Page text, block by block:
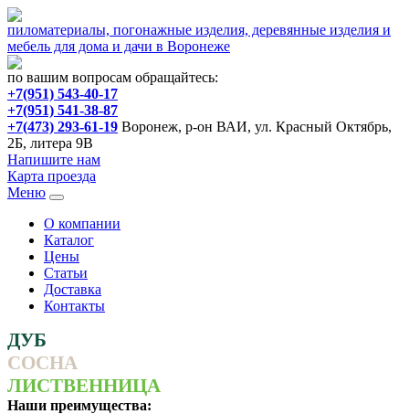
пиломатериалы, погонажные изделия, деревянные изделия и
мебель для дома и дачи в Воронеже
по вашим вопросам обращайтесь:
+7(951) 543-40-17
+7(951) 541-38-87
+7(473) 293-61-19 Воронеж, р-он ВАИ, ул. Красный Октябрь,
2Б, литера 9В
Напишите нам
Карта проезда
Меню
О компании
Каталог
Цены
Статьи
Доставка
Контакты
ДУБ
СОСНА
ЛИСТВЕННИЦА
Наши преимущества: